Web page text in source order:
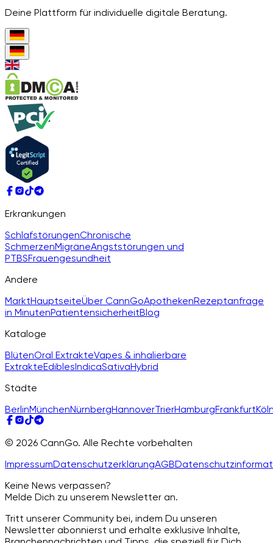
Deine Plattform für individuelle digitale Beratung.
Erkrankungen
SchlafstörungenChronische
SchmerzenMigräneAngststörungen und
PTBSFrauengesundheit
Andere
MarktHauptseiteÜber CannGoApothekenRezeptanfrage
in MinutenPatientensicherheitBlog
Kataloge
BlütenOral ExtrakteVapes & inhalierbare
ExtrakteEdiblesIndicaSativaHybrid
Städte
BerlinMünchenNürnbergHannoverTrierHamburgFrankfurt
© 2026 CannGo. Alle Rechte vorbehalten
ImpressumDatenschutzerklärungAGB
Keine News verpassen?
Melde Dich zu unserem Newsletter an.
Tritt unserer Community bei, indem Du unseren
Newsletter abonnierst und erhalte exklusive Inhalte,